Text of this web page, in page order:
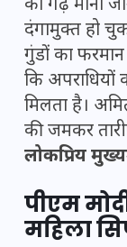
का गढ़ माना
दंगामुक्त हो
गुंडों का
कि
मिलता है।
की जमकर
लोकप्रिय
पीएम
महिला